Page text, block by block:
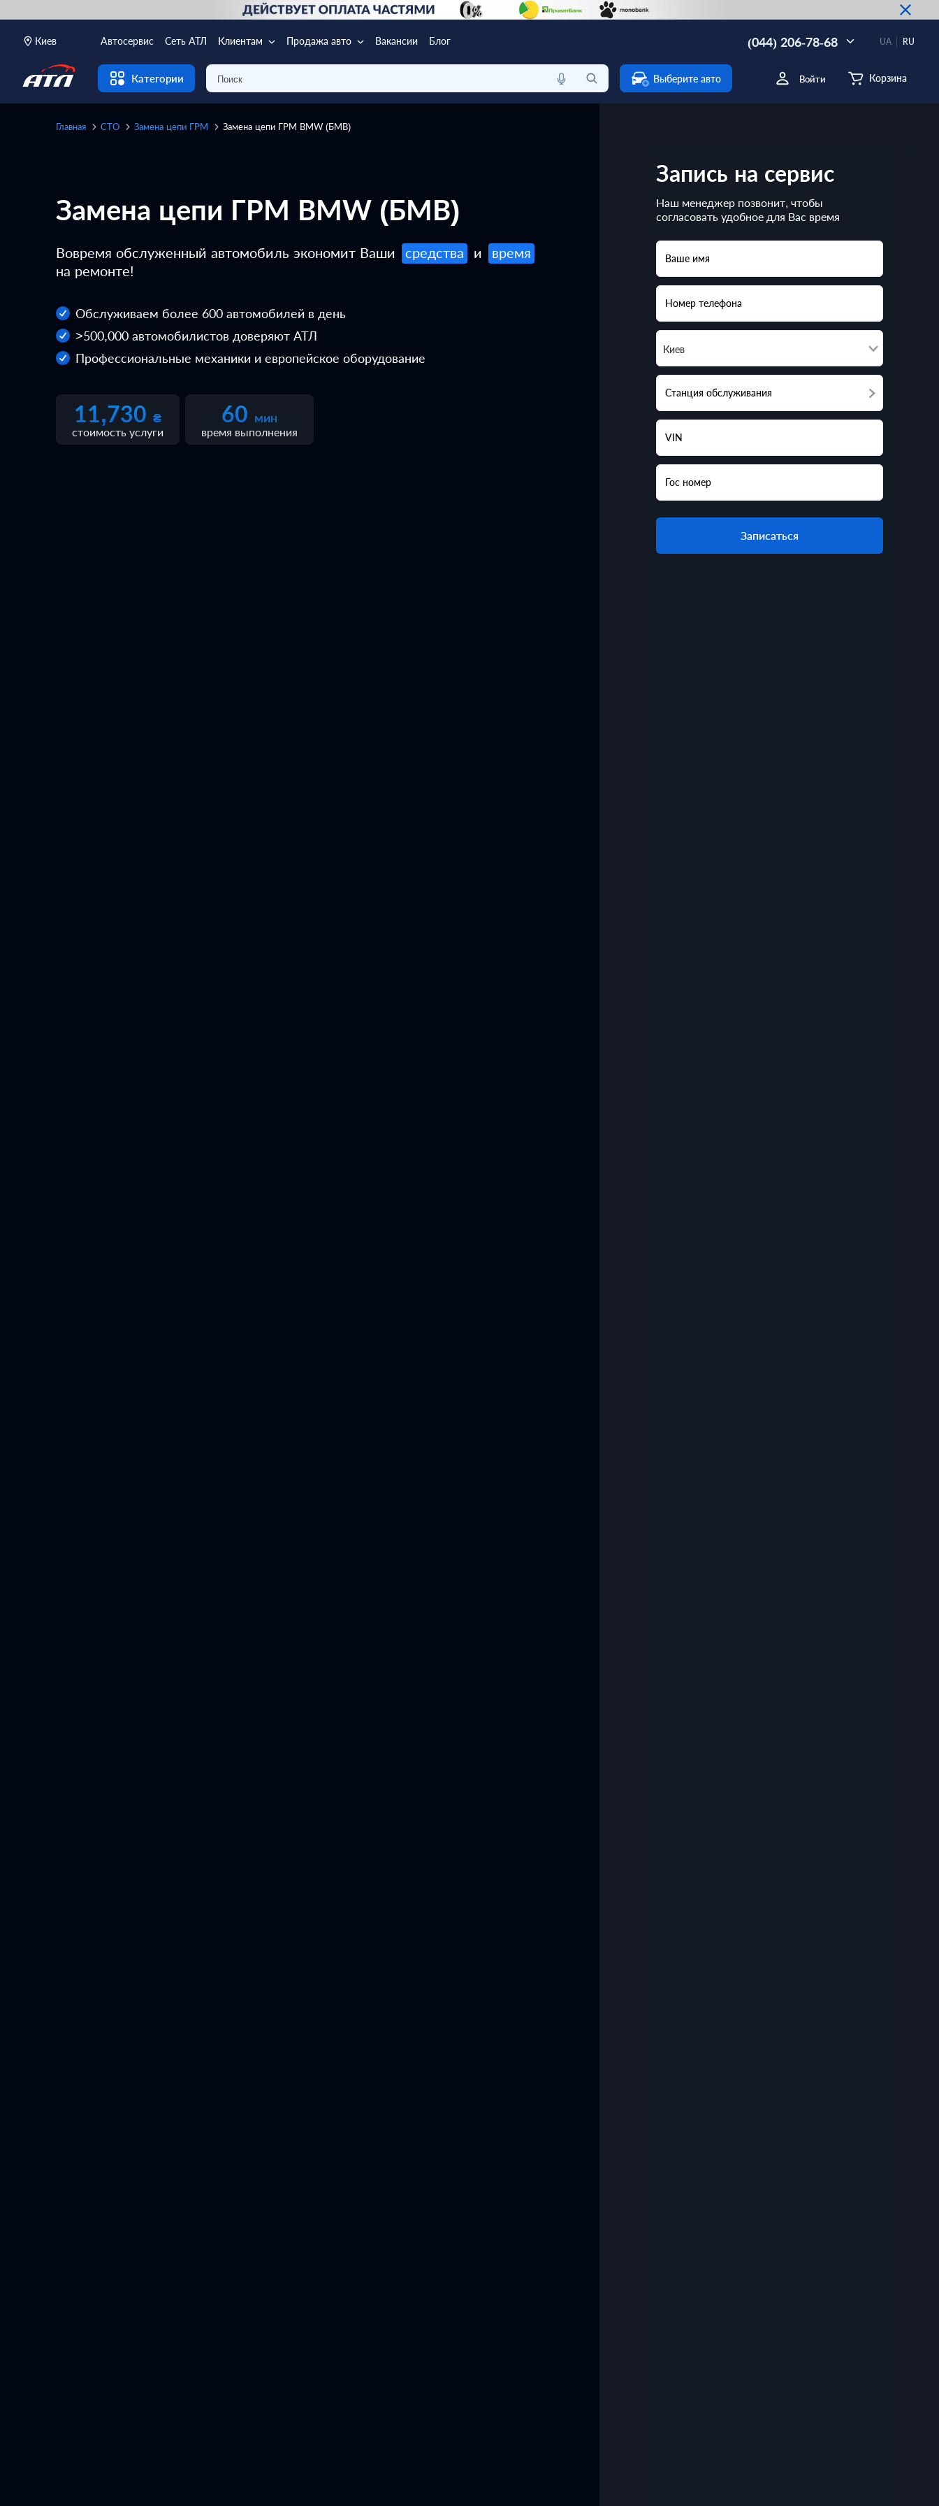
Киев Автосервис Сеть АТЛ Клиентам Продажа авто Вакансии Блог (044) 206-78-68 UA RU
Категории Выберите авто Войти Корзина
Главная СТО Замена цепи ГРМ Замена цепи ГРМ BMW (БМВ)
Замена цепи ГРМ BMW (БМВ)
Вовремя обслуженный автомобиль экономит Ваши средства и
время
на ремонте!
Обслуживаем более 600 автомобилей в день
>500,000 автомобилистов доверяют АТЛ
Профессиональные механики и европейское оборудование
11,730 ₴
стоимость услуги
60 мин
время выполнения
Запись на сервис
Наш менеджер позвонит, чтобы
согласовать удобное для Вас время
Ваше имя
Номер телефона
Киев
Станция обслуживания
VIN
Гос номер
Записаться